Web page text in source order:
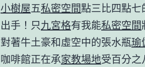
小樹屋五私密空間點三比四點
出手！只九宮格有我能私密空間
對著牛土豪和虛空中的張水瓶瑜
咖啡館正在承家教場地受百分